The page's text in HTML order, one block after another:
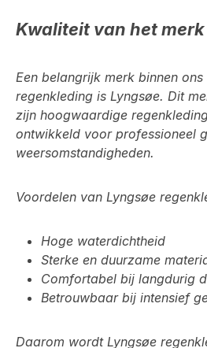
Kwaliteit van het merk
Een belangrijk merk binnen
regenkleding is Lyngsøe. Dit
zijn hoogwaardige
ontwikkeld voor professioneel
weersomstandigheden.
Voordelen van Lyngsøe
Hoge waterdichtheid
Sterke en duurzame
Comfortabel bij langdurig
Betrouwbaar bij intensief
Daarom wordt Lyngsøe